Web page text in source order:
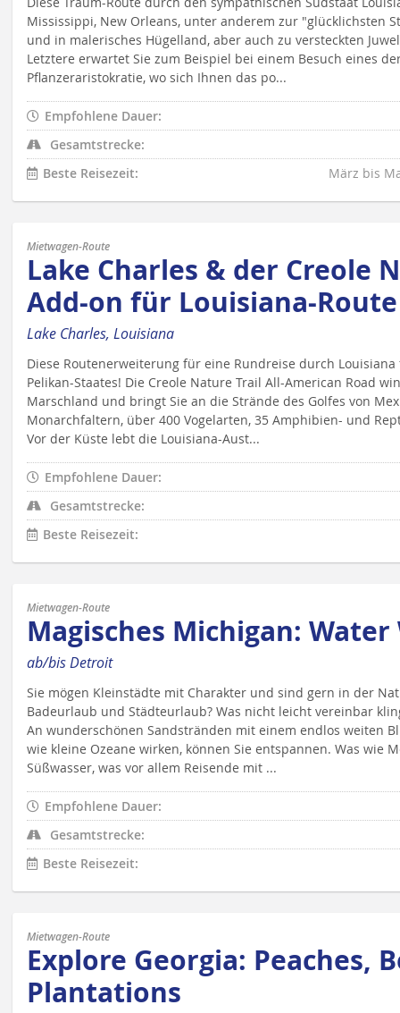
Mississippi, New Orleans, unter anderem zur "glücklichsten
und in malerisches Hügelland, aber auch zu versteckten
Letztere erwartet Sie zum Beispiel bei einem Besuch eines
Pflanzeraristokratie, wo sich Ihnen das po...
Empfohlene Dauer:
Gesamtstrecke:
Beste Reisezeit:
März bis
Mietwagen-Route
Lake Charles & der Creole
Add-on für Louisiana-Route
Lake Charles, Louisiana
Diese Routenerweiterung für eine Rundreise durch
Pelikan-Staates! Die Creole Nature Trail All-American Road
Marschland und bringt Sie an die Strände des Golfes von
Monarchfaltern, über 400 Vogelarten, 35 Amphibien- und
Vor der Küste lebt die Louisiana-Aust...
Empfohlene Dauer:
Gesamtstrecke:
Beste Reisezeit:
Mietwagen-Route
Magisches Michigan:
ab/bis Detroit
Sie mögen Kleinstädte mit Charakter und sind gern in der
Badeurlaub und Städteurlaub? Was nicht leicht vereinbar
An wunderschönen Sandstränden mit einem endlos weiten
wie kleine Ozeane wirken, können Sie entspannen. Was wie
Süßwasser, was vor allem Reisende mit ...
Empfohlene Dauer:
Gesamtstrecke:
Beste Reisezeit:
Mietwagen-Route
Explore Georgia: Peaches,
Plantations